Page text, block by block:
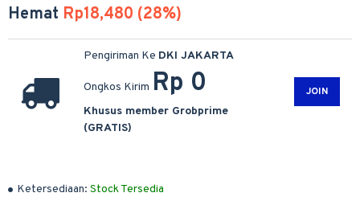
Ketersediaan: Stock Tersedia
Hemat Rp18,480 (28%)
Pengiriman Ke DKI JAKARTA
Ongkos Kirim Rp 0
Khusus member Grobprime
(GRATIS)
JOIN